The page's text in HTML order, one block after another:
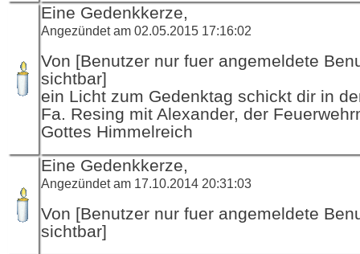
Eine Gedenkkerze,
Angezündet am 02.05.2015 17:16:02
Von [Benutzer nur fuer angemeldete
sichtbar]
ein Licht zum Gedenktag schickt dir in
Fa. Resing mit Alexander, der
Gottes Himmelreich
Eine Gedenkkerze,
Angezündet am 17.10.2014 20:31:03
Von [Benutzer nur fuer angemeldete
sichtbar]